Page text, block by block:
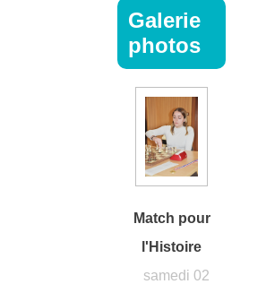
Galerie
photos
Match pour
l'Histoire
samedi 02